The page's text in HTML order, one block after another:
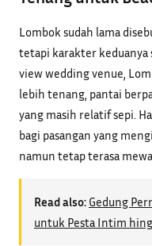
Lombok sudah lama
tetapi karakter keduanya
view wedding venue,
lebih tenang, pantai
yang masih relatif sepi.
bagi pasangan yang
namun tetap terasa
Read also: Gedung
untuk Pesta Intim